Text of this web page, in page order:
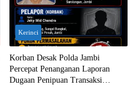
Kerinci
Korban Desak Polda Jambi
Percepat Penanganan Laporan
Dugaan Penipuan Transaksi